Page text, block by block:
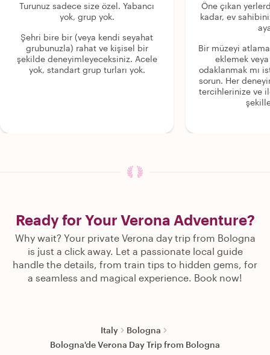
Turunuz sadece size özel. Yabancı
yok, grup yok.
Şehri bire bir (veya kendi seyahat
grubunuzla) rahat ve kişisel bir
şekilde deneyimleyeceksiniz. Acele
yok, standart grup turları yok.
Öne çıkan
kadar, ev
Bir müzeyi
eklemek
odaklanmak mı
sorun. Her
tercihlerinize ve
Ready for Your Verona Adventure?
Why wait? Your private Verona day trip from Bologna
is just a click away. Let a passionate local guide
handle the details, from train tips to hidden gems, for
a seamless and magical experience. Book now!
Italy
Bologna
Bologna'de Verona Day Trip from Bologna